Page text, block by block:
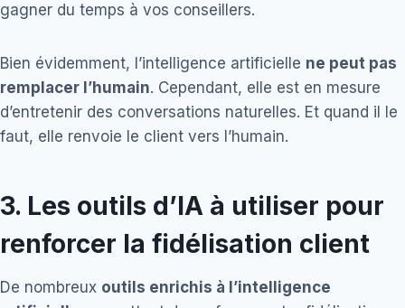
gagner du temps à vos conseillers.
Bien évidemment, l’intelligence artificielle ne peut pas
remplacer l’humain. Cependant, elle est en mesure
d’entretenir des conversations naturelles. Et quand il le
faut, elle renvoie le client vers l’humain.
3. Les outils d’IA à utiliser pour
renforcer la fidélisation client
De nombreux outils enrichis à l’intelligence